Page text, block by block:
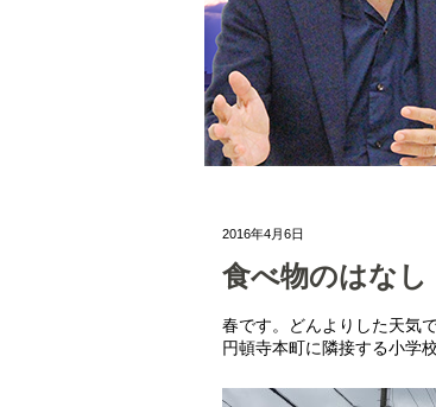
2016年4月6日
食べ物のはな
春です。どんよりした天気
円頓寺本町に隣接する小学